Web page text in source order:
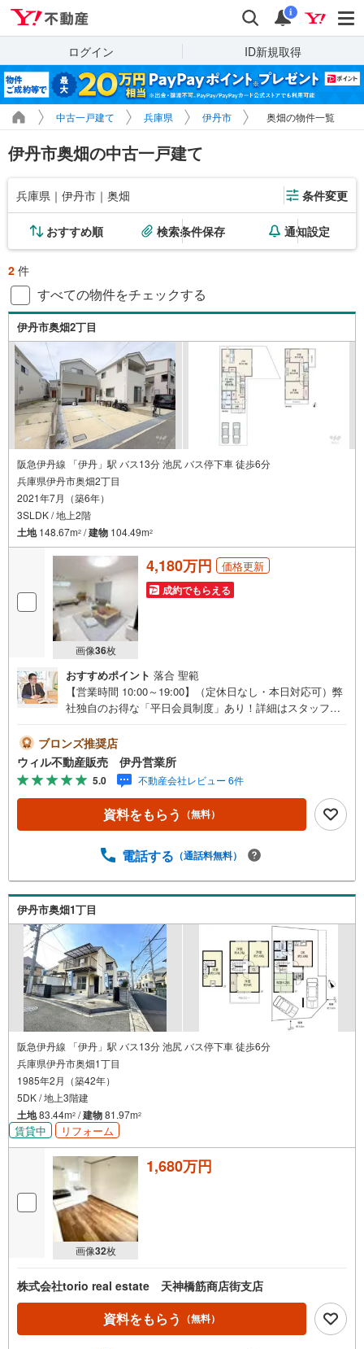
検索 通知
i
ログイン ID新規取得
中古一戸建て 兵庫県 伊丹市 奥畑の物件一覧
伊丹市奥畑の中古一戸建て
兵庫県｜伊丹市｜奥畑 条件変更
おすすめ順 検索条件保存 通知設定
2 件
すべての物件をチェックする
伊丹市奥畑2丁目
阪急伊丹線 「伊丹」駅 バス13分 池尻 バス停下車 徒歩6分
兵庫県伊丹市奥畑2丁目
2021年7月（築6年）
3SLDK / 地上2階
土地148.67m2 /建物 104.49m2
画像36枚
4,180万円 価格更新
成約でもらえる
おすすめポイント 落合 聖範
【営業時間 10:00～19:00】（定休日なし・本日対応可）弊
社独自のお得な「平日会員制度」あり！詳細はスタッフま
テム「Willing Navi」で市場にある全ての物件から唯一無二
のお住まい探しのお手伝いをいたします！お気軽にご連絡
下さい！現地を見学される場合は「室内・現地を見学する
（無料）」ボタンよりご希望の日時をご記入いただくとス
ムーズにご案内が可能です。【個人事業主の方や会社経営
者の方など住宅ローンにお困りの方】弊社には専属のファ
ローンが難しい方もしっかりサポートいたします！ zoom
ォーム・ローン相談等お住まいに関わることは何でもご相
談ください。夜7時まで営業しております。現地待ち合わせ
可。駐車2台可！庭付き！約45坪の敷地面積！南・東の2面
バルコニー！・庭は前面道路から見えにくい場所ですの
で、趣味のスポーツや、お子様の遊び場、ドッグランなど
いろんな用途におすすめです。
ブロンズ推奨店
ウィル不動産販売 伊丹営業所
5.0 不動産会社レビュー 6件
資料をもらう （無料）
電話する （通話料無料）
伊丹市奥畑1丁目
阪急伊丹線 「伊丹」駅 バス13分 池尻 バス停下車 徒歩6分
兵庫県伊丹市奥畑1丁目
1985年2月（築42年）
5DK / 地上3階建
土地83.44m2 /建物81.97m2
賃貸中 リフォーム
画像32枚
1,680万円
株式会社torio real estate 天神橋筋商店街支店
資料をもらう （無料）